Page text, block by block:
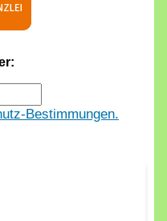
Bestimmungen.